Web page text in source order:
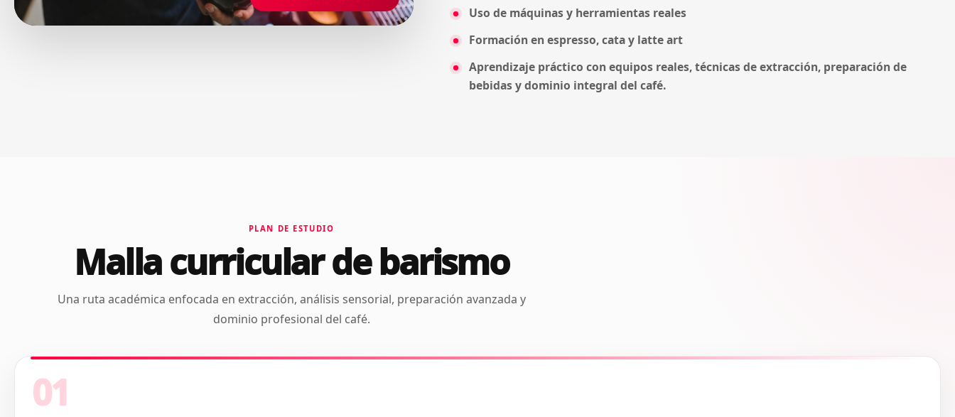
Uso de máquinas y herramientas reales
Formación en espresso, cata y latte art
Aprendizaje práctico con equipos reales, técnicas de extracción, preparación de
bebidas y dominio integral del café.
PLAN DE ESTUDIO
Malla curricular de barismo
Una ruta académica enfocada en extracción, análisis sensorial, preparación avanzada y
dominio profesional del café.
01